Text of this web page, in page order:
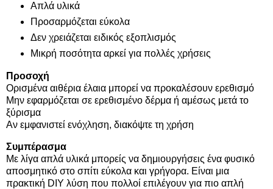
Απλά υλικά
Προσαρμόζεται εύκολα
Δεν χρειάζεται ειδικός εξοπλισμός
Μικρή ποσότητα αρκεί για πολλές χρήσεις
Προσοχή
Ορισμένα αιθέρια έλαια μπορεί να προκαλέσουν ερεθισμό
Μην εφαρμόζεται σε ερεθισμένο δέρμα ή αμέσως μετά το
ξύρισμα
Αν εμφανιστεί ενόχληση, διακόψτε τη χρήση
Συμπέρασμα
Με λίγα απλά υλικά μπορείς να δημιουργήσεις ένα φυσικό
αποσμητικό στο σπίτι εύκολα και γρήγορα. Είναι μια
πρακτική DIY λύση που πολλοί επιλέγουν για πιο απλή